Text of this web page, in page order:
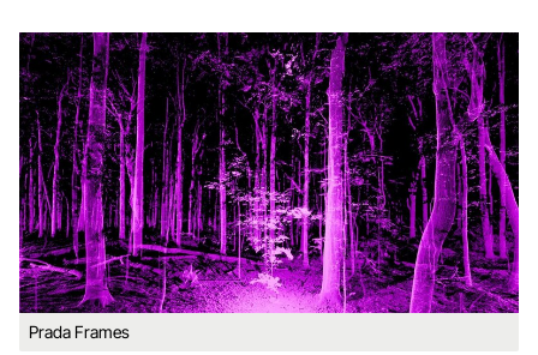
Prada Frames